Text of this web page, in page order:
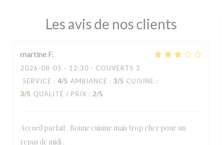
Les avis de nos clients
martine F
2026-08-05 - 12:30 - COUVERTS 3
SERVICE : 4/5 AMBIANCE : 3/5 CUISINE :
3/5 QUALITÉ / PRIX : 2/5
Accueil parfait . Bonne cuisine mais trop cher pour un
repas de midi .